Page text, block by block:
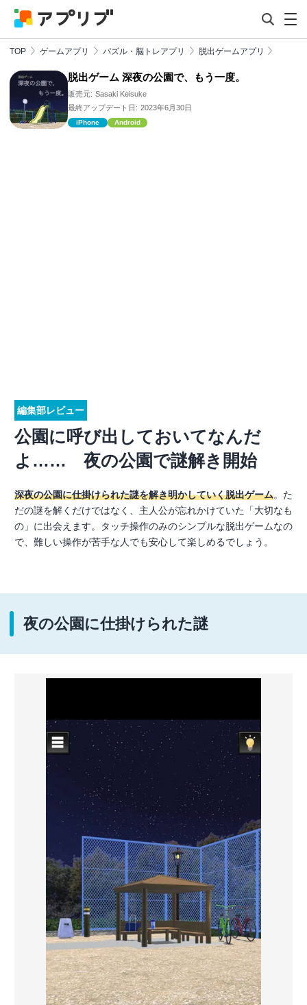
TOP ゲームアプリ パズル・脳トレアプリ 脱出ゲームアプリ
脱出ゲーム 深夜の公園で、もう一度。
販売元: Sasaki Keisuke
最終アップデート日: 2023年6月30日
iPhone Android
編集部レビュー
公園に呼び出しておいてなんだ
よ…… 夜の公園で謎解き開始
深夜の公園に仕掛けられた謎を解き明かしていく脱出ゲーム。た
だの謎を解くだけではなく、主人公が忘れかけていた「大切なも
の」に出会えます。タッチ操作のみのシンプルな脱出ゲームなの
で、難しい操作が苦手な人でも安心して楽しめるでしょう。
夜の公園に仕掛けられた謎